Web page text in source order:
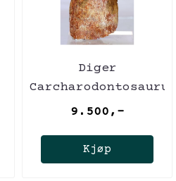
Diger
tann! 9,6 cm
9.500,-
Kjøp